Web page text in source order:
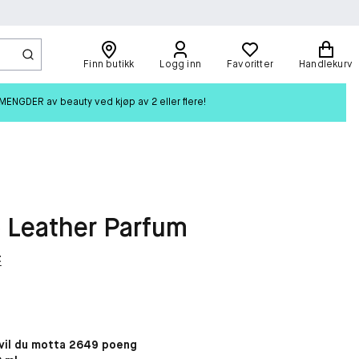
Finn butikk Logg inn Favoritter Handlekurv
av beauty ved kjøp av 2 eller flere!
Leather Parfum
du motta 2649 poeng